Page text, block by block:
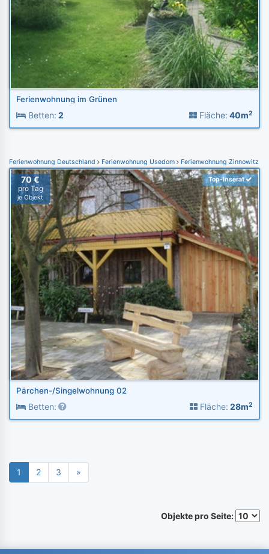
Ferienwohnung im Grünen
Betten: 2 Fläche: 40m2
Ferienwohnung Deutschland Ferienwohnung Usedom Ferienwohnung Zinnowitz
70 €
pro Tag
je Objekt
Top-Inserat
Pärchen-/Singelwohnung 02
Betten: Fläche: 28m2
1 2 3 »
Objekte pro Seite: